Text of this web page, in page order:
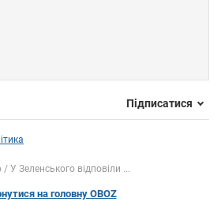
Підписатися
У Зеленського відповіли ...
на головну OBOZ